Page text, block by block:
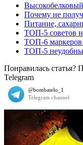
Почему не
Питание,
ТОП-5 советов
ТОП-6 маркеров
ТОП-5
Понравилась статья?
Telegram